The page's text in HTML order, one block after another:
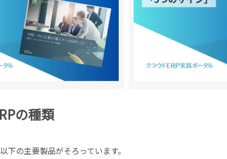
の種類
下の主要製品がそろっています。